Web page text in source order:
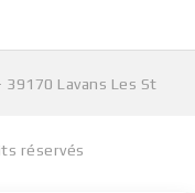
Lavans Les St
réservés